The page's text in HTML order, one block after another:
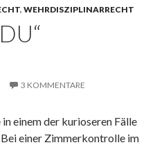
, WEHRDISZIPLINARRECHT
3 KOMMENTARE
einem der kurioseren Fälle
einer Zimmerkontrolle im